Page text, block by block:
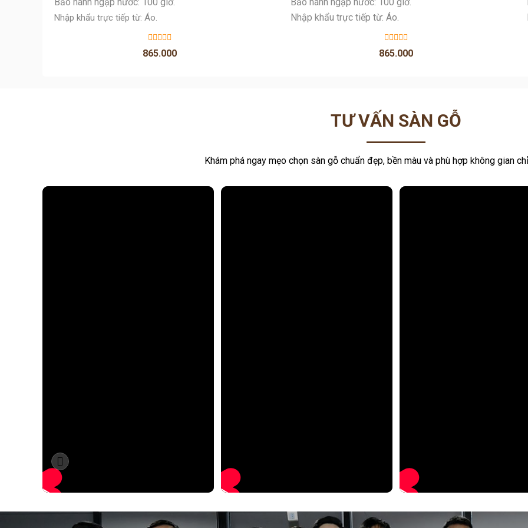
Nhập khẩu trực tiếp từ: Áo.
865.000
Nhập khẩu trực tiếp từ: Áo.
865.000
TƯ VẤN SÀN GỖ
Khám phá ngay mẹo chọn sàn gỗ chuẩn đẹp, bền màu và phù hợp không gian